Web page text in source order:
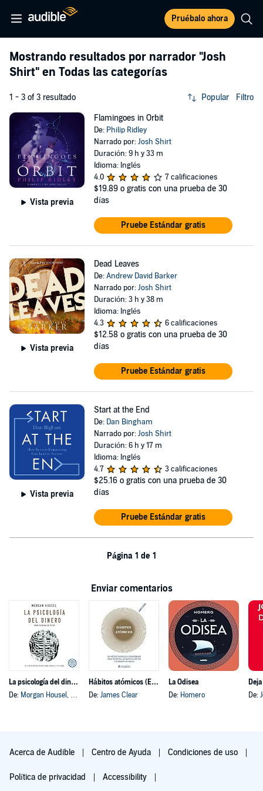
Pruébalo ahora
Mostrando resultados por narrador "Josh
Shirt" en Todas las categorías
1 - 3 of 3 resultado Popular Filtro
Vista previa
Flamingoes in Orbit
De: Philip Ridley
Narrado por:Josh Shirt
Duración: 9 h y 33 m
Idioma: Inglés
4.0
7 calificaciones
$19.89 o gratis con una prueba de 30
días
Pruebe Estándar gratis
Vista previa
Dead Leaves
De:Andrew David Barker
Narrado por:Josh Shirt
Duración: 3 h y 38 m
Idioma: Inglés
4.3
6 calificaciones
$12.58 o gratis con una prueba de 30
días
Pruebe Estándar gratis
Vista previa
Start at the End
De: Dan Bingham
Narrado por:Josh Shirt
Duración: 6 h y 17 m
Idioma: Inglés
4.7
3 calificaciones
$25.16 o gratis con una prueba de 30
días
Pruebe Estándar gratis
Página 1 de 1
Enviar comentarios
La psicología del dinero
De: Morgan Housel, y otros
Hábitos atómicos (Español neutro)
De: James Clear
La Odisea
De: Homero
De:
Acerca de Audible Centro de Ayuda Condiciones de uso
Política de privacidad Accessibility